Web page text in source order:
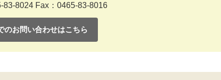
83-8024 Fax：0465-83-8016
のお問い合わせはこちら